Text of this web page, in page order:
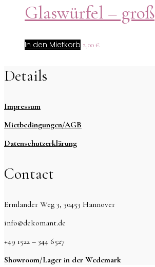
Glaswürfel – groß
In den Mietkorb 2,00 €
Details
Impressum
Mietbedingungen/AGB
Datenschutzerklärung
Contact
Ermlander Weg 3, 30453 Hannover
info@dekomant.de
+49 1522 – 344 6527
Showroom/Lager in der Wedemark